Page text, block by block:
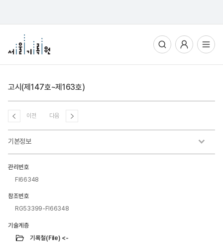
전체메뉴열기
고시(제147호~제163호)
이전 다음
기본정보
관리번호
FI66348
참조번호
RG53399-FI66348
기술계층
기록철(File) <-